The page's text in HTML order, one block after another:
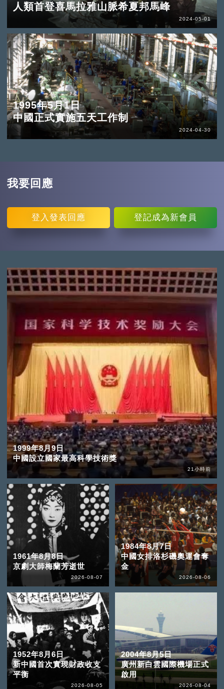
人類首登喜馬拉雅山脈希夏邦馬峰
2024-05-01
1995年5月1日
中國正式實施五天工作制
2024-04-30
我要回應
登入 發表回應 登記成為新會員
1999年8月9日
中國設立國家最高科學技術獎
21小時前
1961年8月8日
京劇大師梅蘭芳逝世
2026-08-07
1984年8月7日
中國女排洛杉磯奧運會奪
金
2026-08-06
1952年8月6日
新中國首次實現財政收支
平衡
2026-08-05
2004年8月5日
廣州新白雲國際機場正式
啟用
2026-08-04